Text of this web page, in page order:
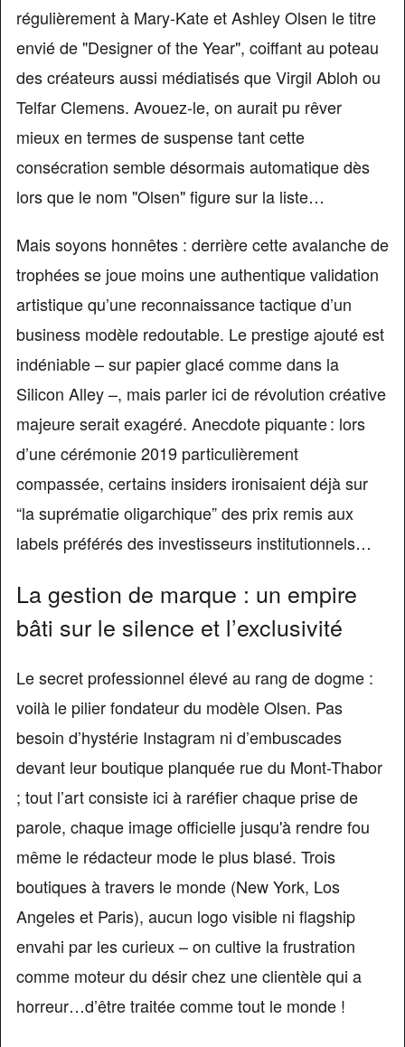
régulièrement à Mary-Kate et Ashley Olsen le titre
envié de "Designer of the Year", coiffant au poteau
des créateurs aussi médiatisés que Virgil Abloh ou
Telfar Clemens. Avouez-le, on aurait pu rêver
mieux en termes de suspense tant cette
consécration semble désormais automatique dès
lors que le nom "Olsen" figure sur la liste…
Mais soyons honnêtes : derrière cette avalanche de
trophées se joue moins une authentique validation
artistique qu’une reconnaissance tactique d’un
business modèle redoutable. Le prestige ajouté est
indéniable – sur papier glacé comme dans la
Silicon Alley –, mais parler ici de révolution créative
majeure serait exagéré. Anecdote piquante : lors
d’une cérémonie 2019 particulièrement
compassée, certains insiders ironisaient déjà sur
“la suprématie oligarchique” des prix remis aux
labels préférés des investisseurs institutionnels…
La gestion de marque : un empire
bâti sur le silence et l’exclusivité
Le secret professionnel élevé au rang de dogme :
voilà le pilier fondateur du modèle Olsen. Pas
besoin d’hystérie Instagram ni d’embuscades
devant leur boutique planquée rue du Mont-Thabor
; tout l’art consiste ici à raréfier chaque prise de
parole, chaque image officielle jusqu'à rendre fou
même le rédacteur mode le plus blasé. Trois
boutiques à travers le monde (New York, Los
Angeles et Paris), aucun logo visible ni flagship
envahi par les curieux – on cultive la frustration
comme moteur du désir chez une clientèle qui a
horreur…d’être traitée comme tout le monde !